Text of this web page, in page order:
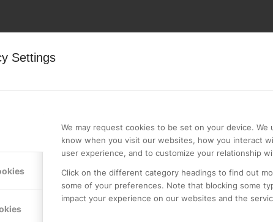
Settings
We may request cookies to be set on your device. We
know when you visit our websites, how you interact
user experience, and to customize your relationship
Click on the different category headings to find out
some of your preferences. Note that blocking some
impact your experience on our websites and the
ONLINE PARTNER AB
Mejerivägen 3
117 61 Stockholm
Tel: 08-42 00 04 00
Hitta hit